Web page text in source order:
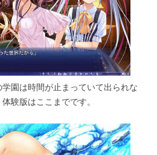
園は時間が止まっていて出られな
験版はここまでです。